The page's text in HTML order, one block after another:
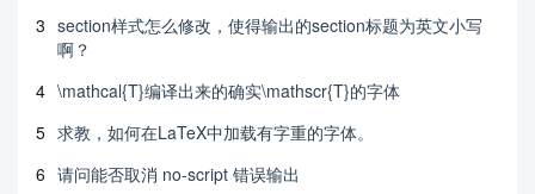
3 section样式怎么修改，使得输出的section标题为英文小写
啊？
4 \mathcal{T}编译出来的确实\mathscr{T}的字体
5 求教，如何在LaTeX中加载有字重的字体。
6 请问能否取消 no-script 错误输出